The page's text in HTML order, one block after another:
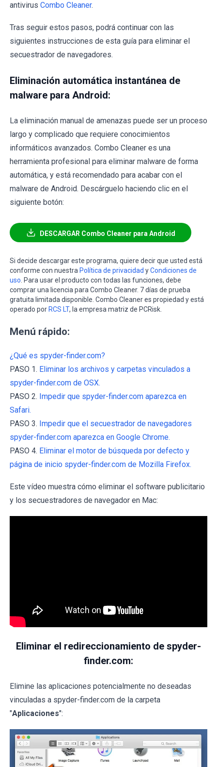
antivirus Combo Cleaner.
Tras seguir estos pasos, podrá continuar con las
siguientes instrucciones de esta guía para eliminar el
secuestrador de navegadores.
Eliminación automática instantánea de
malware para Android:
La eliminación manual de amenazas puede ser un proceso
largo y complicado que requiere conocimientos
informáticos avanzados. Combo Cleaner es una
herramienta profesional para eliminar malware de forma
automática, y está recomendado para acabar con el
malware de Android. Descárguelo haciendo clic en el
siguiente botón:
DESCARGAR Combo Cleaner para Android
Si decide descargar este programa, quiere decir que usted está
conforme con nuestra Política de privacidad yCondiciones de
uso . Para usar el producto con todas las funciones, debe
comprar una licencia para Combo Cleaner. 7 días de prueba
gratuita limitada disponible. Combo Cleaner es propiedad y está
operado por RCS LT, la empresa matriz de PCRisk.
Menú rápido:
¿Qué es spyder-finder.com?
PASO 1. Eliminar los archivos y carpetas vinculados a
spyder-finder.com de OSX.
PASO 2. Impedir que spyder-finder.com aparezca en
Safari.
PASO 3. Impedir que el secuestrador de navegadores
spyder-finder.com aparezca en Google Chrome.
PASO 4. Eliminar el motor de búsqueda por defecto y
página de inicio spyder-finder.com de Mozilla Firefox.
Este vídeo muestra cómo eliminar el software publicitario
y los secuestradores de navegador en Mac:
Eliminar el redireccionamiento de spyder-
finder.com:
Elimine las aplicaciones potencialmente no deseadas
vinculadas a spyder-finder.com de la carpeta
"Aplicaciones":